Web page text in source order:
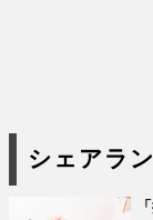
シェアラ